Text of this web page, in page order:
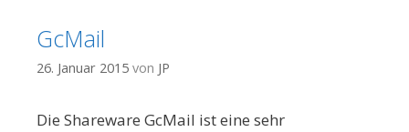
GcMail
26. Januar 2015 von JP
Die Shareware GcMail ist eine sehr